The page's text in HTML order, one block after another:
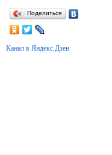
Поделиться
Канал в Яндекс.Дзен